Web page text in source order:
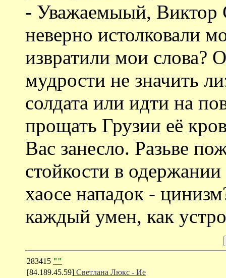
- Уважаемыый, Виктор
неверно истолковали
извратили мои слова?
мудрости не значить
солдата или идти на
прощать Грузии её
Вас занесло. Разьве
стойкости в
хаосе нападок -
каждый умен, как
283415 ""
[84.189.45.59] Светлана Люкс - Ие